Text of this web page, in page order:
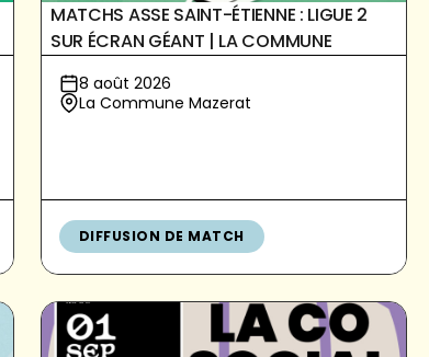
MATCHS ASSE SAINT-ÉTIENNE : LIGUE 2
SUR ÉCRAN GÉANT | LA COMMUNE
8 août 2026
La Commune Mazerat
DIFFUSION DE MATCH